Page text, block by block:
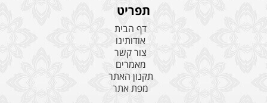
תפריט
דף הבית
אודותינו
צור קשר
מאמרים
תקנון האתר
מפת אתר